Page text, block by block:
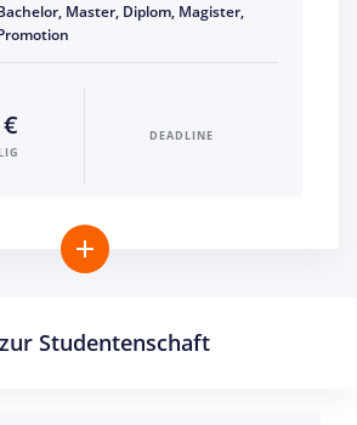
Master, Diplom, Magister,
DEADLINE
Studentenschaft